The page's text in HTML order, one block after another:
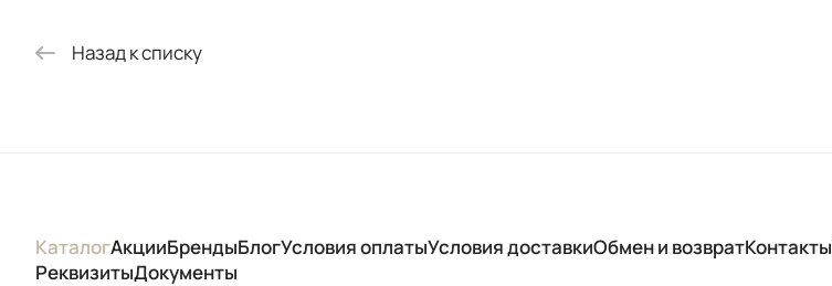
Назад к списку
КаталогАкцииБрендыБлогУсловия оплатыУсловия доставкиОбмен и возвратКонтакты
РеквизитыДокументы